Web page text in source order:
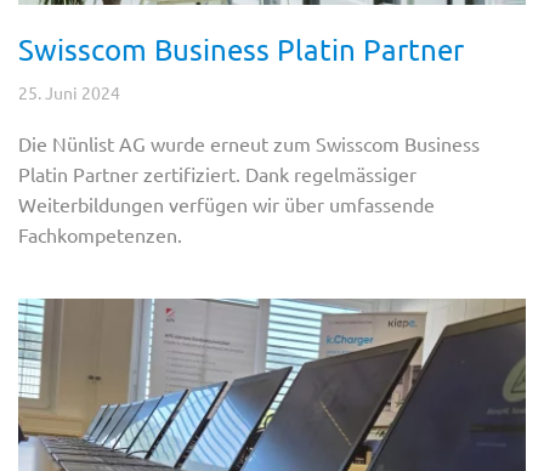
Swisscom Business Platin Partner
25. Juni 2024
Die Nünlist AG wurde erneut zum Swisscom Business
Platin Partner zertifiziert. Dank regelmässiger
Weiterbildungen verfügen wir über umfassende
Fachkompetenzen.